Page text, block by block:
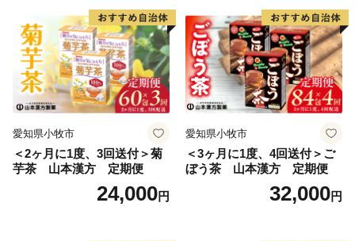
【商品の発送について】
お礼の品は、決済完了後に発送を行いますので、郵便振
込や銀行振込等の決済方法を選択された方は、なるべく
早くご入金いただきますようお願い申し上げます。
また、クレジットカード決済につきましても入力情報不
備等の原因によって決済がうまくいっていない場合もご
愛知県小牧市
＜2ヶ月に1度、3回送付＞菊
芋茶 山本漢方 定期便
24,000円
愛知県小牧市
＜3ヶ月に1度、4回送付＞ご
ぼう茶 山本漢方 定期便
32,000円